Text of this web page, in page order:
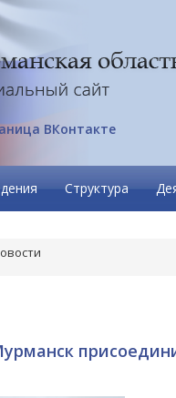
ВКонтакте
Структура